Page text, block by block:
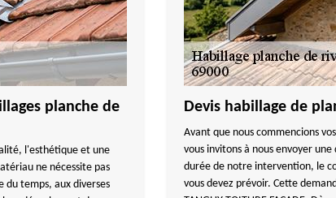
planche de
l'esthétique et une
ne nécessite pas
temps, aux diverses
Devis habillage de
Avant que nous commencions
vous invitons à nous envoyer
durée de notre intervention, le
vous devez prévoir. Cette